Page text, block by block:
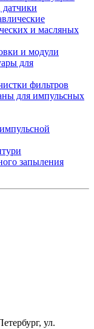
и масляных
и модули
для
фильтров
для импульсных
запыления
ул.